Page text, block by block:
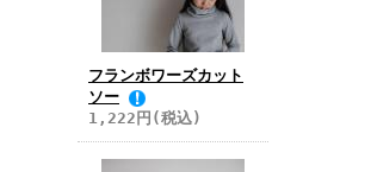
フランボワーズカット
ソー
1,222円(税込)